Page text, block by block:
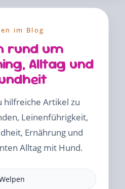
im Blog
rund um
Alltag und
hilfreiche Artikel zu
Leinenführigkeit,
Ernährung und
Alltag mit Hund.